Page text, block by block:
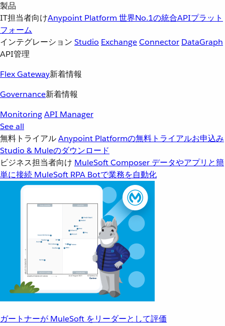
製品
IT担当者向けAnypoint Platform 世界No.1の統合APIプラット
フォーム
インテグレーション Studio ExchangeConnector DataGraph
API管理
Flex Gateway新着情報
Governance新着情報
MonitoringAPI Manager
See all
無料トライアルAnypoint Platformの無料トライアルお申込み
Studio & Muleのダウンロード
ビジネス担当者向け MuleSoft Composer データやアプリと簡
単に接続 MuleSoft RPA Botで業務を自動化
ガートナーが MuleSoft をリーダーとして評価